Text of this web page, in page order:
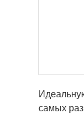
самых